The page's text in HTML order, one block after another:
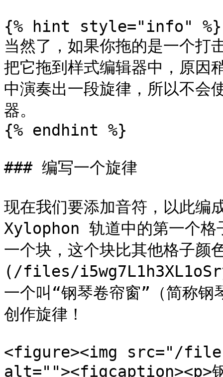
{% hint style="info" %}
当然了，如果你拖的是一个打
把它拖到样式编辑器中，原因
中演奏出一段旋律，所以不会
器。
{% endhint %}
### 编写一个旋律
现在我们要添加音符，以此编
Xylophon 轨道中的第一个格
一个块，这个块比其他格子
(/files/
一个叫“钢琴卷帘窗”（简称钢
创作旋律！
<figure><img src="/files/
alt=""><figcaption><p>